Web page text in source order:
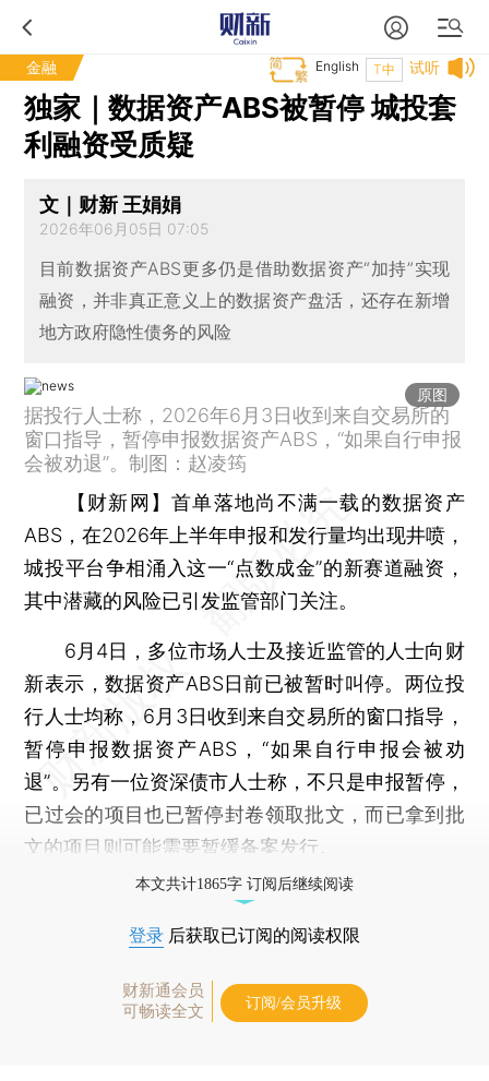
金融 试听
T中
English
独家｜数据资产ABS被暂停 城投套
利融资受质疑
文｜财新 王娟娟
2026年06月05日 07:05
目前数据资产ABS更多仍是借助数据资产“加持”实现
融资，并非真正意义上的数据资产盘活，还存在新增
地方政府隐性债务的风险
原图
据投行人士称，2026年6月3日收到来自交易所的
窗口指导，暂停申报数据资产ABS，“如果自行申报
会被劝退”。制图：赵凌筠
【财新网】首单落地尚不满一载的数据资产
ABS，在2026年上半年申报和发行量均出现井喷，
城投平台争相涌入这一“点数成金”的新赛道融资，
其中潜藏的风险已引发监管部门关注。
6月4日，多位市场人士及接近监管的人士向财
新表示，数据资产ABS日前已被暂时叫停。两位投
行人士均称，6月3日收到来自交易所的窗口指导，
暂停申报数据资产ABS，“如果自行申报会被劝
退”。另有一位资深债市人士称，不只是申报暂停，
已过会的项目也已暂停封卷领取批文，而已拿到批
文的项目则可能需要暂缓备案发行。
本文共计1865字 订阅后继续阅读
登录 后获取已订阅的阅读权限
财新通会员
可畅读全文
订阅/会员升级